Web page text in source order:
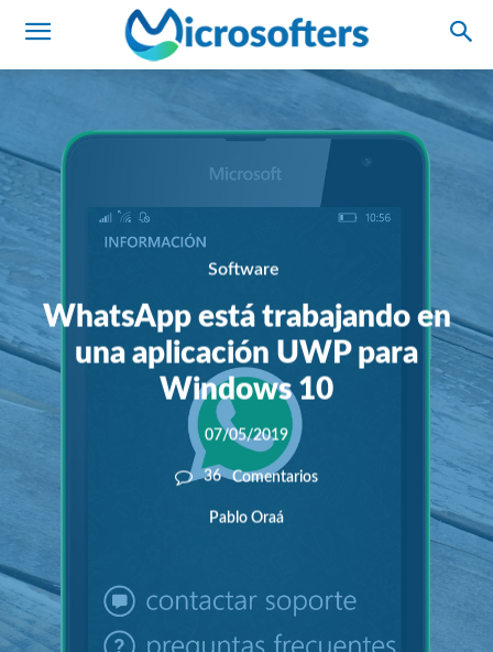
Software
WhatsApp está trabajando en
una aplicación UWP para
Windows 10
07/05/2019
36 Comentarios
Pablo Oraá